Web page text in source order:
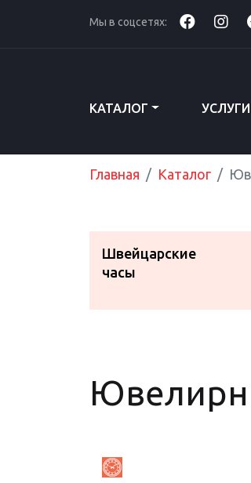
Мы в соцсетях:
КАТАЛОГ УСЛУГИ
Главная Каталог
Швейцарские
часы